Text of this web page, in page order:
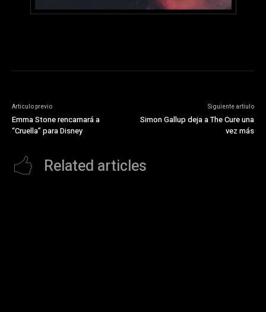
Articulo previo
Emma Stone rencarnará a
“Cruella” para Disney
Siguiente artiulo
Simon Gallup deja a The Cure una
vez más
Related articles